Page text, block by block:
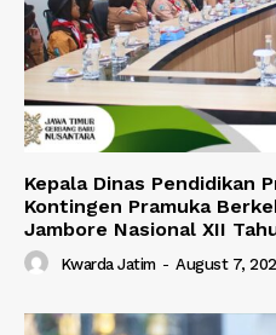
Kepala Dinas Pendidikan
Kontingen Pramuka
Jambore Nasional XII
Kwarda Jatim - August 7,